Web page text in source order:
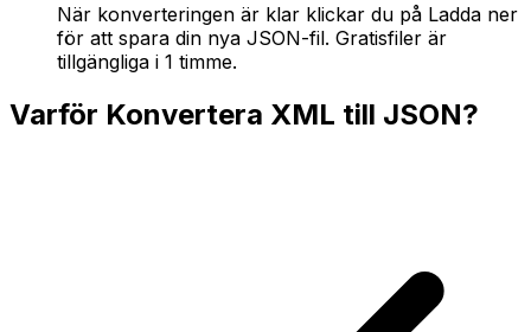
När konverteringen är klar klickar du på Ladda ner
för att spara din nya JSON-fil. Gratisfiler är
tillgängliga i 1 timme.
Varför Konvertera XML till JSON?